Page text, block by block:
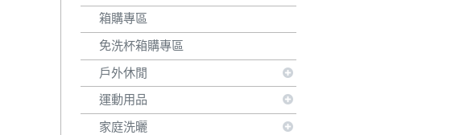
箱購專區
免洗杯箱購專區
戶外休閒
運動用品
家庭洗曬